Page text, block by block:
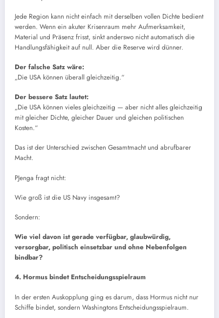
Jede Region kann nicht einfach mit derselben vollen Dichte bedient
werden. Wenn ein akuter Krisenraum mehr Aufmerksamkeit,
Material und Präsenz frisst, sinkt anderswo nicht automatisch die
Handlungsfähigkeit auf null. Aber die Reserve wird dünner.
Der falsche Satz wäre:
„Die USA können überall gleichzeitig.“
Der bessere Satz lautet:
„Die USA können vieles gleichzeitig — aber nicht alles gleichzeitig
mit gleicher Dichte, gleicher Dauer und gleichen politischen
Kosten.“
Das ist der Unterschied zwischen Gesamtmacht und abrufbarer
Macht.
PJenga fragt nicht:
Wie groß ist die US Navy insgesamt?
Sondern:
Wie viel davon ist gerade verfügbar, glaubwürdig,
versorgbar, politisch einsetzbar und ohne Nebenfolgen
bindbar?
4. Hormus bindet Entscheidungsspielraum
In der ersten Auskopplung ging es darum, dass Hormus nicht nur
Schiffe bindet, sondern Washingtons Entscheidungsspielraum.